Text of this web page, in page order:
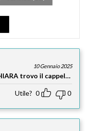
10 Gennaio 2025
Già cliente della CAPPELLERIA
Utile? 0 0